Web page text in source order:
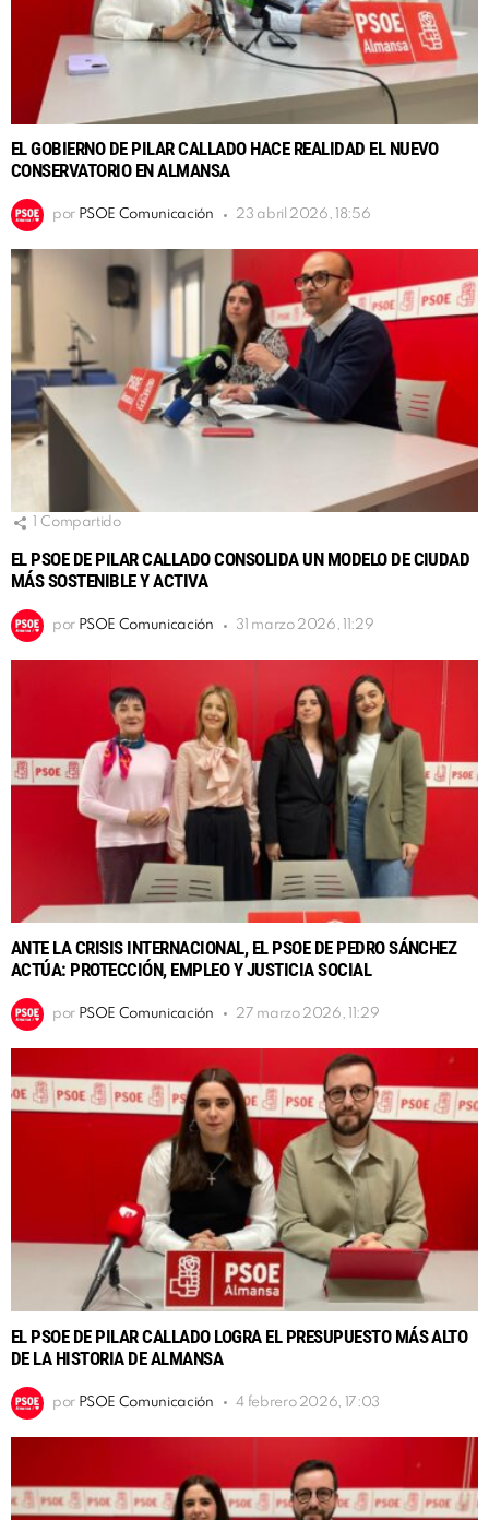
EL GOBIERNO DE PILAR CALLADO HACE REALIDAD EL NUEVO
CONSERVATORIO EN ALMANSA
por PSOE Comunicación 23 abril 2026, 18:56
Compartido
EL PSOE DE PILAR CALLADO CONSOLIDA UN MODELO DE CIUDAD
MÁS SOSTENIBLE Y ACTIVA
por PSOE Comunicación 31 marzo 2026, 11:29
ANTE LA CRISIS INTERNACIONAL, EL PSOE DE PEDRO SÁNCHEZ
ACTÚA: PROTECCIÓN, EMPLEO Y JUSTICIA SOCIAL
por PSOE Comunicación 27 marzo 2026, 11:29
EL PSOE DE PILAR CALLADO LOGRA EL PRESUPUESTO MÁS ALTO
DE LA HISTORIA DE ALMANSA
por PSOE Comunicación 4 febrero 2026, 17:03